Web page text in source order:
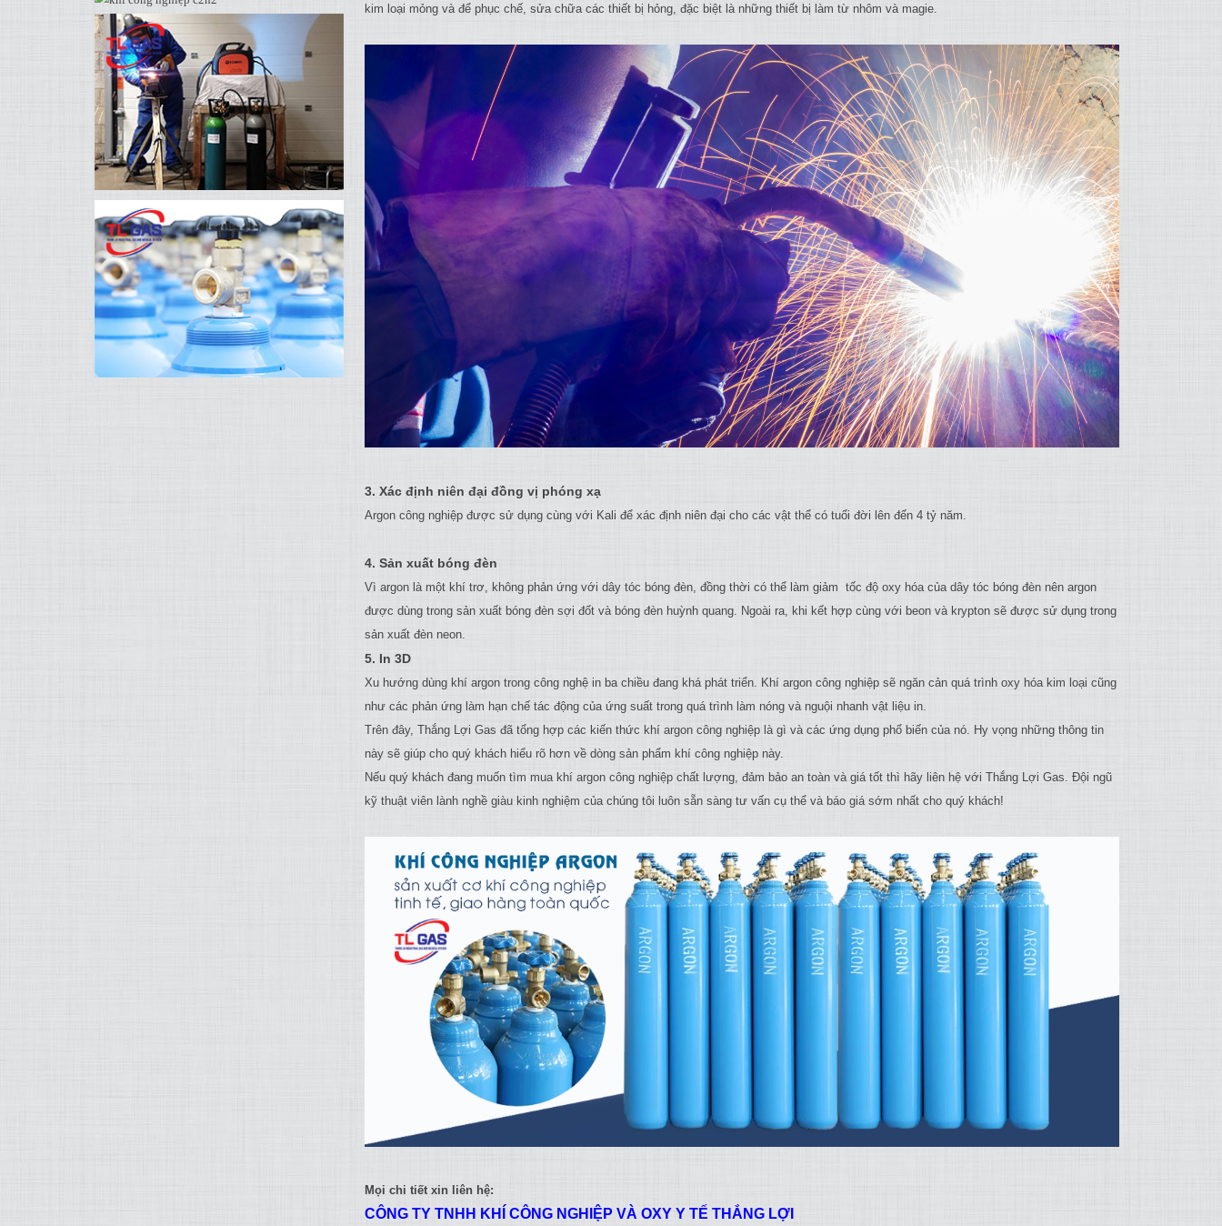
kim loại mỏng và để phục chế, sửa chữa các thiết bị hỏng, đặc biệt là những thiết bị làm từ nhôm và magie.
3. Xác định niên đại đồng vị phóng xạ
Argon công nghiệp được sử dụng cùng với Kali để xác định niên đại cho các vật thể có tuổi đời lên đến 4 tỷ năm.
4. Sản xuất bóng đèn
Vì argon là một khí trơ, không phản ứng với dây tóc bóng đèn, đồng thời có thể làm giảm tốc độ oxy hóa của dây tóc bóng đèn nên argon
được dùng trong sản xuất bóng đèn sợi đốt và bóng đèn huỳnh quang. Ngoài ra, khi kết hợp cùng với beon và krypton sẽ được sử dụng trong
sản xuất đèn neon.
5. In 3D
Xu hướng dùng khí argon trong công nghệ in ba chiều đang khá phát triển. Khí argon công nghiệp sẽ ngăn cản quá trình oxy hóa kim loại cũng
như các phản ứng làm hạn chế tác động của ứng suất trong quá trình làm nóng và nguội nhanh vật liệu in.
Trên đây, Thắng Lợi Gas đã tổng hợp các kiến thức khí argon công nghiệp là gì và các ứng dụng phổ biến của nó. Hy vọng những thông tin
này sẽ giúp cho quý khách hiểu rõ hơn về dòng sản phẩm khí công nghiệp này.
Nếu quý khách đang muốn tìm mua khí argon công nghiệp chất lượng, đảm bảo an toàn và giá tốt thì hãy liên hệ với Thắng Lợi Gas. Đội ngũ
kỹ thuật viên lành nghề giàu kinh nghiệm của chúng tôi luôn sẵn sàng tư vấn cụ thể và báo giá sớm nhất cho quý khách!
Mọi chi tiết xin liên hệ:
CÔNG TY TNHH KHÍ CÔNG NGHIỆP VÀ OXY Y TẾ THẮNG LỢI